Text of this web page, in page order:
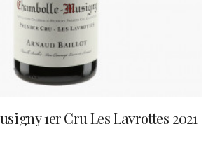
1er Cru Les Lavrottes 2021